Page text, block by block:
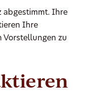
abgestimmt. Ihre
Ihre
Vorstellungen zu